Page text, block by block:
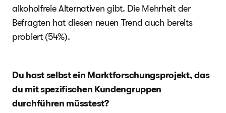
alkoholfreie Alternativen gibt. Die Mehrheit der
Befragten hat diesen neuen Trend auch bereits
probiert (54%).
Du hast selbst ein Marktforschungsprojekt, das
du mit spezifischen Kundengruppen
durchführen müsstest?